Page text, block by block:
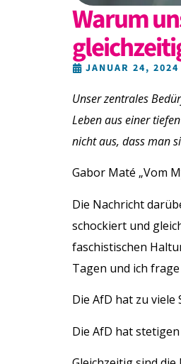
Warum
JANUAR 24, 2024
Unser zentrales
Leben aus einer
nicht aus, dass man
Gabor Maté „Vom
Die Nachricht
schockiert und
faschistischen
Tagen und ich
Die AfD hat zu viele
Die AfD hat stetigen